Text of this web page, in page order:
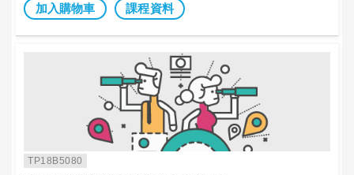
加入購物車 課程資料
TP18B5080